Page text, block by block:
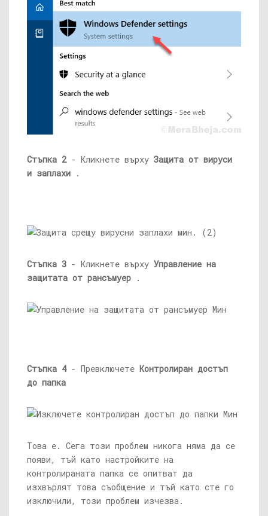
Стъпка 2- Кликнете върху Защита от вируси
и заплахи .
Стъпка 3 - Кликнете върху Управление на
защитата от рансъмуер .
Стъпка 4- Превключете Контролиран достъп
до папка
Това е. Сега този проблем никога няма да се
появи, тъй като настройките на
контролираната папка се опитват да
изхвърлят това съобщение и тъй като сте го
изключили, този проблем изчезва.